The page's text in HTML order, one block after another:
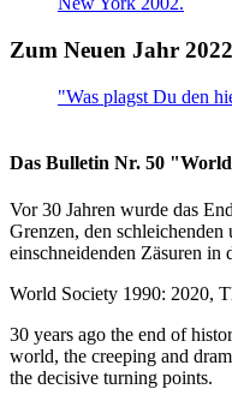
Zum Neuen Jahr
"Was plagst Du den
Das Bulletin Nr. 50
Vor 30 Jahren wurde das
Grenzen, den
einschneidenden Zäsuren in
World Society 1990: 2020,
30 years ago the end of
world, the creeping and
the decisive turning points.